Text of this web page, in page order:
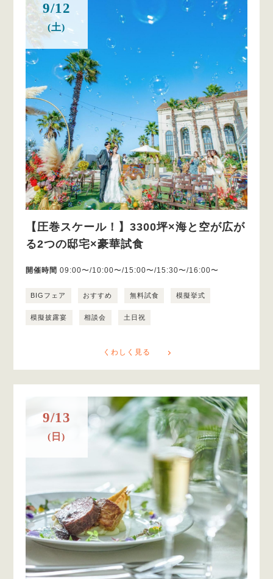
9/12
(土)
【圧巻スケール！】3300坪×海と空が広が
る2つの邸宅×豪華試食
開催時間 09:00〜/10:00〜/15:00〜/15:30〜/16:00〜
BIGフェア おすすめ 無料試食 模擬挙式
模擬披露宴 相談会 土日祝
くわしく見る
9/13
(日)